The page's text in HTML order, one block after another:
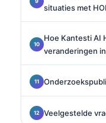
situaties met
Hoe Kantesti AI
veranderingen
Veelgestelde